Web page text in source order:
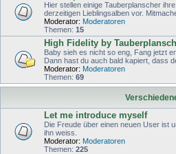
Hier stellen einige Tauberplanscher
derzeitigen Lieblingsalben vor.
Moderator: Moderatoren
Themen: 15
High Fidelity by
Baby sieh es nicht so eng, Fang jetzt
Dann hast du auch bald kapiert, dass
Moderator: Moderatoren
Themen: 69
Let me introduce myself
Die Freude über einen neuen User ist
ihn weiss.
Moderator: Moderatoren
Themen: 225